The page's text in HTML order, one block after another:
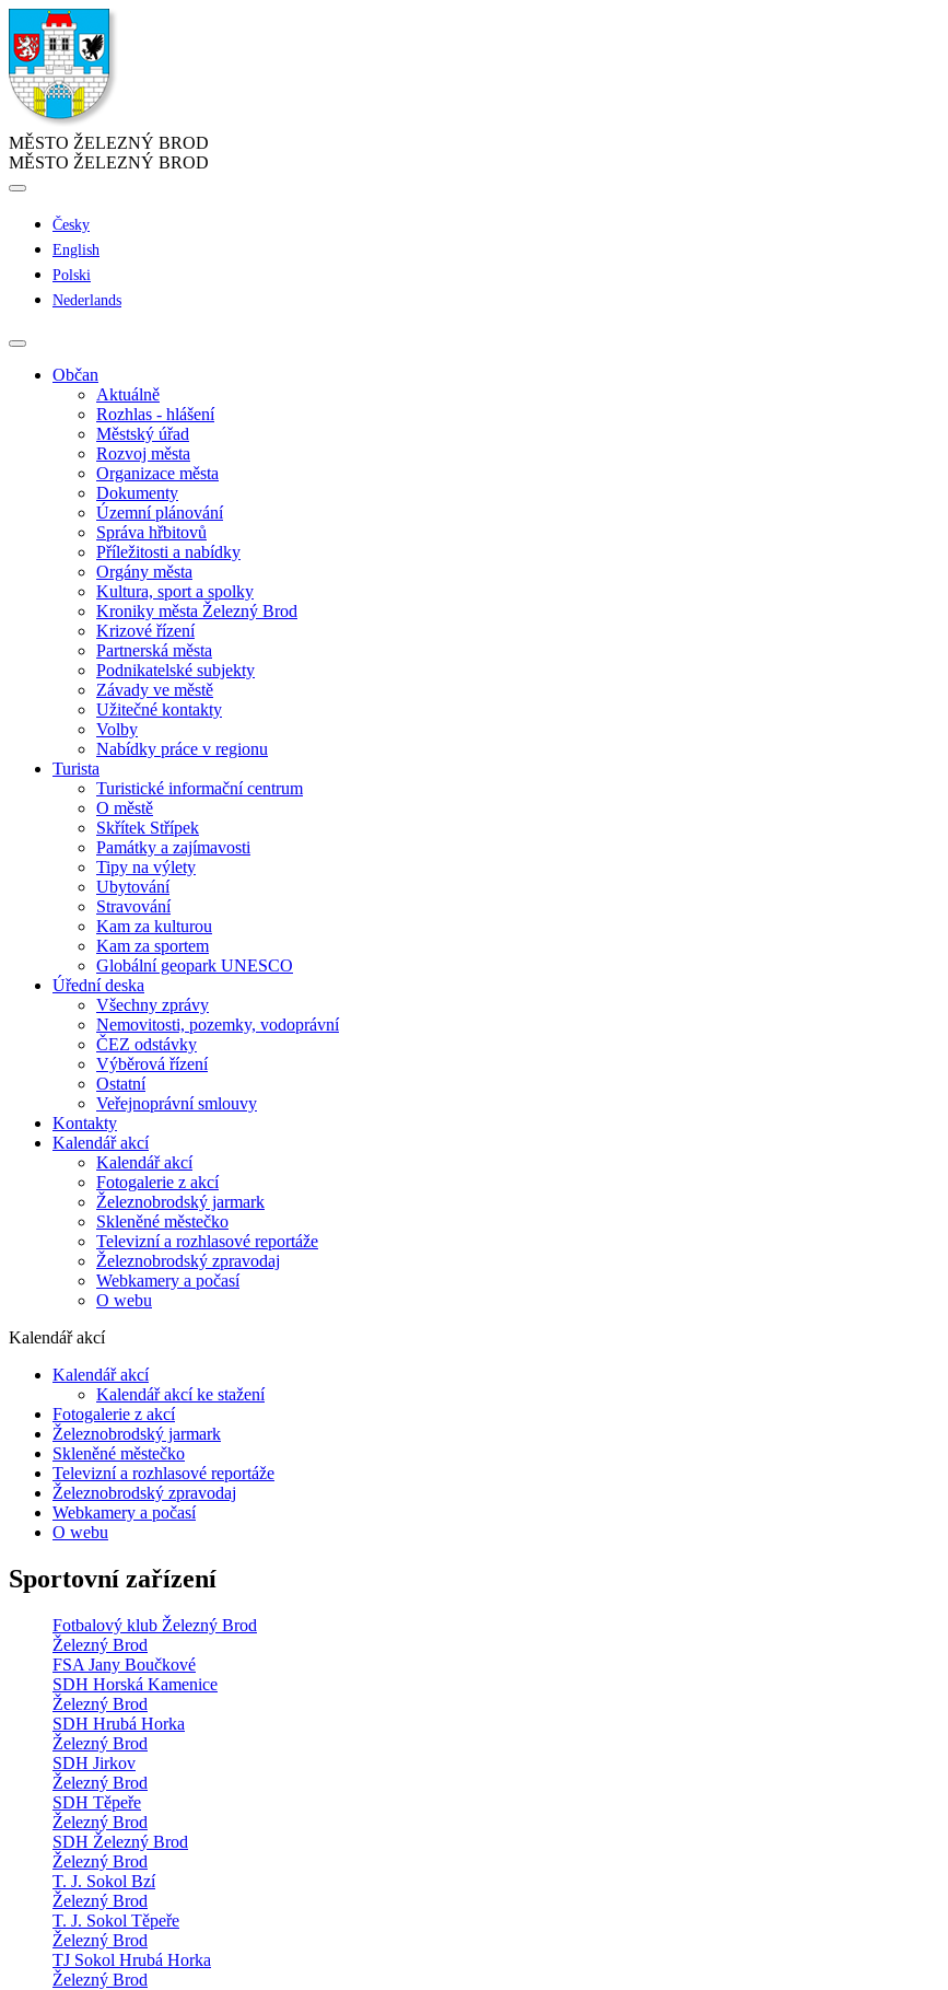
MĚSTO ŽELEZNÝ BROD
MĚSTO ŽELEZNÝ BROD
Česky
English
Polski
Nederlands
Občan
Aktuálně
Rozhlas - hlášení
Městský úřad
Rozvoj města
Organizace města
Dokumenty
Územní plánování
Správa hřbitovů
Příležitosti a nabídky
Orgány města
Kultura, sport a spolky
Kroniky města Železný Brod
Krizové řízení
Partnerská města
Podnikatelské subjekty
Závady ve městě
Užitečné kontakty
Volby
Nabídky práce v regionu
Turista
Turistické informační centrum
O městě
Skřítek Střípek
Památky a zajímavosti
Tipy na výlety
Ubytování
Stravování
Kam za kulturou
Kam za sportem
Globální geopark UNESCO
Úřední deska
Všechny zprávy
Nemovitosti, pozemky, vodoprávní
ČEZ odstávky
Výběrová řízení
Ostatní
Veřejnoprávní smlouvy
Kontakty
Kalendář akcí
Kalendář akcí
Fotogalerie z akcí
Železnobrodský jarmark
Skleněné městečko
Televizní a rozhlasové reportáže
Železnobrodský zpravodaj
Webkamery a počasí
O webu
Kalendář akcí
Kalendář akcí
Kalendář akcí ke stažení
Fotogalerie z akcí
Železnobrodský jarmark
Skleněné městečko
Televizní a rozhlasové reportáže
Železnobrodský zpravodaj
Webkamery a počasí
O webu
Sportovní zařízení
Fotbalový klub Železný Brod
Železný Brod
FSA Jany Boučkové
SDH Horská Kamenice
Železný Brod
SDH Hrubá Horka
Železný Brod
SDH Jirkov
Železný Brod
SDH Těpeře
Železný Brod
SDH Železný Brod
Železný Brod
T. J. Sokol Bzí
Železný Brod
T. J. Sokol Těpeře
Železný Brod
TJ Sokol Hrubá Horka
Železný Brod